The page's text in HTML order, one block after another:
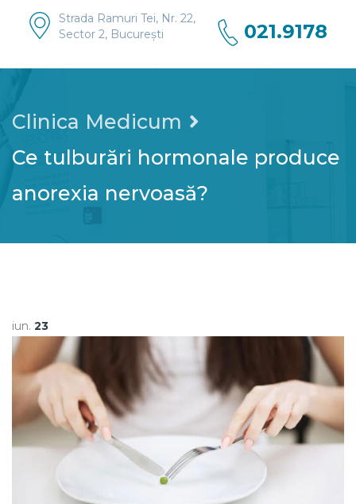
Strada Ramuri Tei, Nr. 22,
Sector 2, București
021.9178
Clinica Medicum
Ce tulburări hormonale produce
anorexia nervoasă?
iun. 23